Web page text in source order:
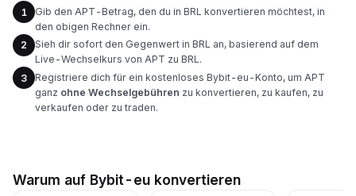
1
Gib den APT-Betrag, den du in BRL konvertieren möchtest, in
den obigen Rechner ein.
2
Sieh dir sofort den Gegenwert in BRL an, basierend auf dem
Live-Wechselkurs von APT zu BRL.
3
Registriere dich für ein kostenloses Bybit-eu-Konto, um APT
ganz ohne Wechselgebühren zu konvertieren, zu kaufen, zu
verkaufen oder zu traden.
Warum auf Bybit-eu konvertieren